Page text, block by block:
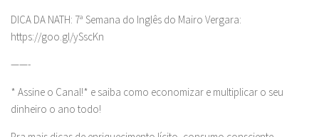
DICA DA NATH: 7ª Semana do Inglês do Mairo Vergara:
https://goo.gl/ySscKn
——-
* Assine o Canal!* e saiba como economizar e multiplicar o seu
dinheiro o ano todo!